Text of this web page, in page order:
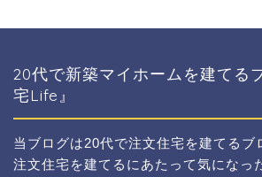
20代で新築マイホームを建てる
宅Life』
当ブログは20代で注文住宅を建てるブ
注文住宅を建てるにあたって気になっ